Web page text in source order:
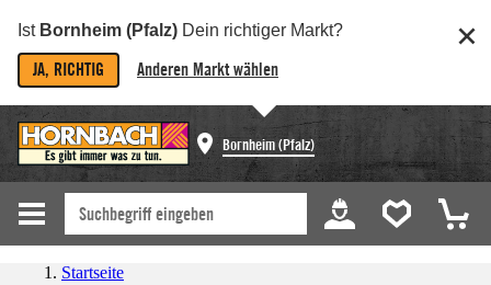
Ist Bornheim (Pfalz) Dein richtiger Markt?
JA, RICHTIG Anderen Markt wählen
Bornheim (Pfalz)
Startseite